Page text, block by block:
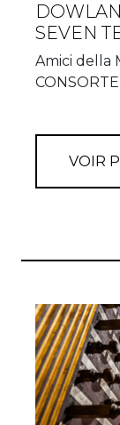
SEVEN
Amici della
VOIR